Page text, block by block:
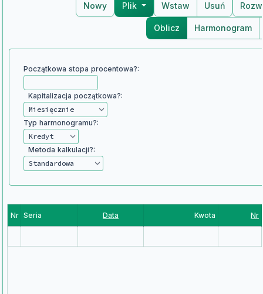
Nowy Plik Wstaw Usuń
Oblicz Harmonogram
Początkowa stopa procentowa?:
Kapitalizacja początkowa?:
Typ harmonogramu?:
Metoda kalkulacji?:
Nr Seria Data Kwota Nr